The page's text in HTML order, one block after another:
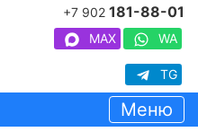
+7 902 181-88-01
MAX WA
TG
Меню